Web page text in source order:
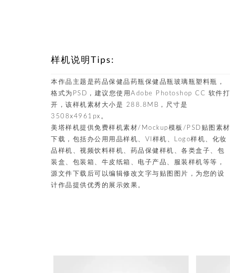
样机说明Tips:
本作品主题是药品保健品药瓶保健品瓶玻璃瓶塑料瓶，
格式为PSD，建议您使用Adobe Photoshop CC 软件打
开，该样机素材大小是 288.8MB，尺寸是
3508x4961px。
美塔样机提供免费样机素材/Mockup模板/PSD贴图素材
下载，包括办公用用品样机、VI样机、Logo样机、化妆
品样机、视频饮料样机、药品保健样机、各类盒子、包
装盒、包装箱、牛皮纸箱、电子产品、服装样机等等，
源文件下载后可以编辑修改文字与贴图图片，为您的设
计作品提供优秀的展示效果。